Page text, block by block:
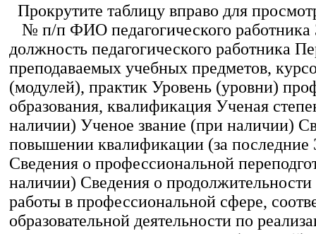
Прокрутите таблицу вправо для
№ п/п ФИО педагогического работника
должность педагогического работника
преподаваемых учебных предметов,
(модулей), практик Уровень (уровни)
образования, квалификация Ученая
наличии) Ученое звание (при наличии)
повышении квалификации (за последние
Сведения о профессиональной
наличии) Сведения о
работы в профессиональной сфере,
образовательной деятельности по